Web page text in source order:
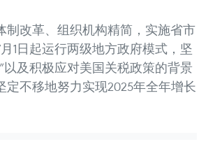
制改革、组织机构精简，实施省市
1日起运行两级地方政府模式，坚
以及积极应对美国关税政策的背景
定不移地努力实现2025年全年增长